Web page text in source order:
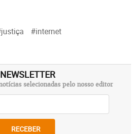
#internet
selecionadas pelo nosso editor
RECEBER